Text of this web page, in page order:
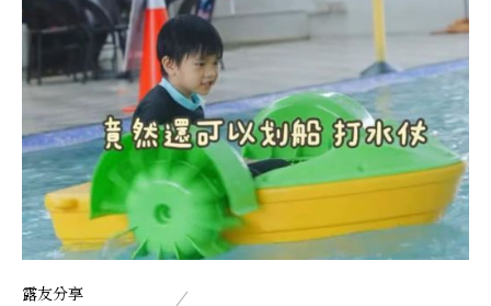
露友分享